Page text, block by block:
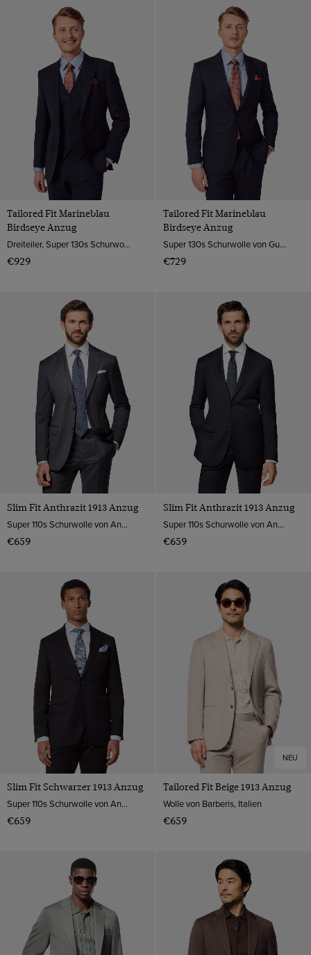
Tailored Fit Marineblau
Birdseye Anzug
Dreiteiler, Super 130s Schurwolle von Guabello, Italien
€929
Tailored Fit Marineblau
Birdseye Anzug
Super 130s Schurwolle von Guabello, Italien
€729
Slim Fit Anthrazit 1913 Anzug
Super 110s Schurwolle von Angelico, Italien
€659
Slim Fit Anthrazit 1913 Anzug
Super 110s Schurwolle von Angelico, Italien
€659
Slim Fit Schwarzer 1913 Anzug
Super 110s Schurwolle von Angelico, Italien
€659
NEU
Tailored Fit Beige 1913 Anzug
Wolle von Barberis, Italien
€659